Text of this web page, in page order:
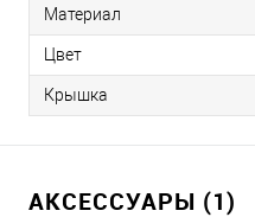
Материал
Цвет
Крышка
АКСЕССУАРЫ (1)